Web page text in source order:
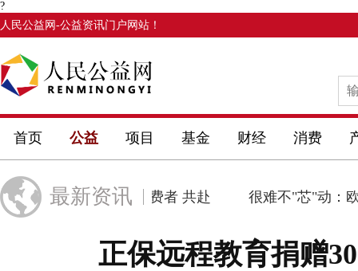
?
人民公益网 -公益资讯门户网站！
首页 公益 项目 基金 财经 消费
最新资讯
欧莱雅诚邀全球消费者 共赴 很难不"芯"动：欧
正保远程教育捐赠